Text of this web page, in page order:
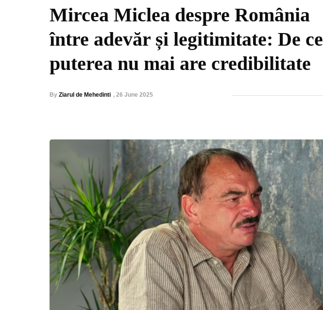
Mircea Miclea despre România
între adevăr și legitimitate: De ce
puterea nu mai are credibilitate
By Ziarul de Mehedinti , 26 June 2025